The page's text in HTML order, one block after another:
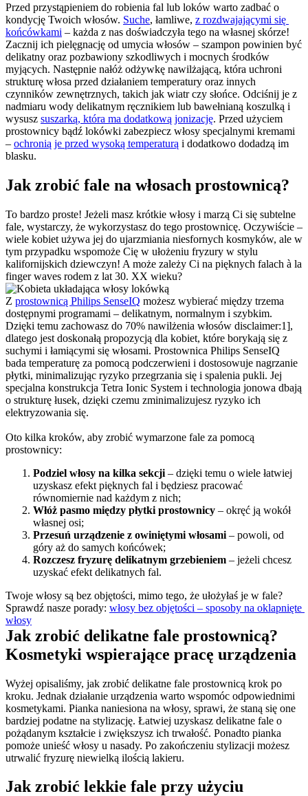
Przed przystąpieniem do robienia fal lub loków warto zadbać o
kondycję Twoich włosów. Suche, łamliwe, z rozdwajającymi się
końcówkami – każda z nas doświadczyła tego na własnej skórze!
Zacznij ich pielęgnację od umycia włosów – szampon powinien być
delikatny oraz pozbawiony szkodliwych i mocnych środków
myjących. Następnie nałóż odżywkę nawilżającą, która uchroni
strukturę włosa przed działaniem temperatury oraz innych
czynników zewnętrznych, takich jak wiatr czy słońce. Odciśnij je z
nadmiaru wody delikatnym ręcznikiem lub bawełnianą koszulką i
wysusz suszarką, która ma dodatkową jonizację. Przed użyciem
prostownicy bądź lokówki zabezpiecz włosy specjalnymi kremami
– ochronią je przed wysoką temperaturą i dodatkowo dodadzą im
blasku.
Jak zrobić fale na włosach prostownicą?
To bardzo proste! Jeżeli masz krótkie włosy i marzą Ci się subtelne
fale, wystarczy, że wykorzystasz do tego prostownicę. Oczywiście –
wiele kobiet używa jej do ujarzmiania niesfornych kosmyków, ale w
tym przypadku wspomoże Cię w ułożeniu fryzury w stylu
kalifornijskich dziewczyn! A może zależy Ci na pięknych falach à la
finger waves rodem z lat 30. XX wieku?
Z prostownicą Philips SenseIQ możesz wybierać między trzema
dostępnymi programami – delikatnym, normalnym i szybkim.
Dzięki temu zachowasz do 70% nawilżenia włosów disclaimer:1],
dlatego jest doskonałą propozycją dla kobiet, które borykają się z
suchymi i łamiącymi się włosami. Prostownica Philips SenseIQ
bada temperaturę za pomocą podczerwieni i dostosowuje nagrzanie
płytki, minimalizując ryzyko przegrzania się i spalenia pukli. Jej
specjalna konstrukcja Tetra Ionic System i technologia jonowa dbają
o strukturę łusek, dzięki czemu zminimalizujesz ryzyko ich
elektryzowania się.
Oto kilka kroków, aby zrobić wymarzone fale za pomocą
prostownicy:
Podziel włosy na kilka sekcji – dzięki temu o wiele łatwiej
uzyskasz efekt pięknych fal i będziesz pracować
równomiernie nad każdym z nich;
Włóż pasmo między płytki prostownicy – okręć ją wokół
własnej osi;
Przesuń urządzenie z owiniętymi włosami – powoli, od
góry aż do samych końcówek;
Rozczesz fryzurę delikatnym grzebieniem – jeżeli chcesz
uzyskać efekt delikatnych fal.
Twoje włosy są bez objętości, mimo tego, że ułożyłaś je w fale?
Sprawdź nasze porady: włosy bez objętości – sposoby na oklapnięte
włosy
Jak zrobić delikatne fale prostownicą?
Kosmetyki wspierające pracę urządzenia
Wyżej opisaliśmy, jak zrobić delikatne fale prostownicą krok po
kroku. Jednak działanie urządzenia warto wspomóc odpowiednimi
kosmetykami. Pianka naniesiona na włosy, sprawi, że staną się one
bardziej podatne na stylizację. Łatwiej uzyskasz delikatne fale o
pożądanym kształcie i zwiększysz ich trwałość. Ponadto pianka
pomoże unieść włosy u nasady. Po zakończeniu stylizacji możesz
utrwalić fryzurę niewielką ilością lakieru.
Jak zrobić lekkie fale przy użyciu